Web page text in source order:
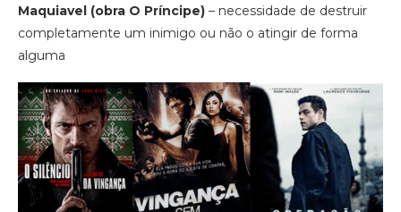
Maquiavel (obra O Príncipe) – necessidade de destruir
completamente um inimigo ou não o atingir de forma
alguma